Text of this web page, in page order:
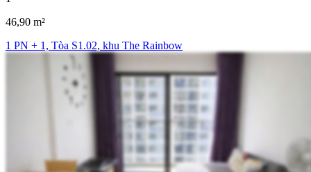
46,90 m²
1 PN + 1, Tòa S1.02, khu The Rainbow